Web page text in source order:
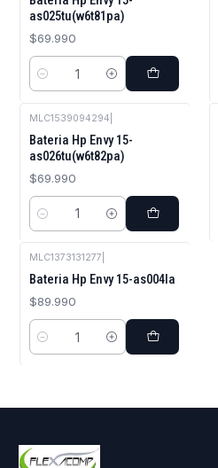
as025tu(w6t81pa)
$69.990
Cantidad
MLC1539094294
Bateria Hp Envy 15-
as026tu(w6t82pa)
$69.990
Cantidad
MLC1373131277
Bateria Hp Envy 15-as004la
$89.990
Cantidad